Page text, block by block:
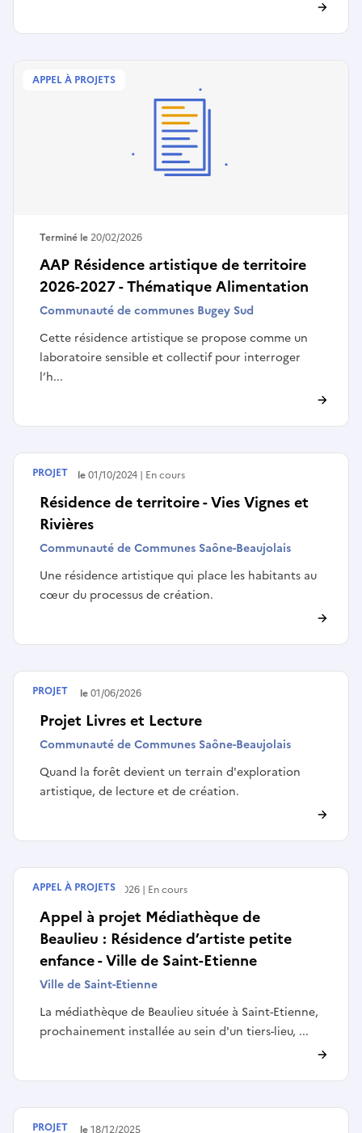
AAP Résidence artistique de territoire
2026-2027 - Thématique Alimentation
Communauté de communes Bugey Sud
Cette résidence artistique se propose comme un
laboratoire sensible et collectif pour interroger
l’h...
Terminé le20/02/2026
APPEL À PROJETS
Résidence de territoire - Vies Vignes et
Rivières
Communauté de Communes Saône-Beaujolais
Une résidence artistique qui place les habitants au
cœur du processus de création.
Débute le01/10/2024 En cours
PROJET
Projet Livres et Lecture
Communauté de Communes Saône-Beaujolais
Quand la forêt devient un terrain d'exploration
artistique, de lecture et de création.
Terminé le01/06/2026
PROJET
Appel à projet Médiathèque de
Beaulieu : Résidence d’artiste petite
enfance - Ville de Saint-Etienne
Ville de Saint-Etienne
La médiathèque de Beaulieu située à Saint-Etienne,
prochainement installée au sein d'un tiers-lieu, ...
Débute le30/06/2026 En cours
APPEL À PROJETS
Terminé le18/12/2025
PROJET